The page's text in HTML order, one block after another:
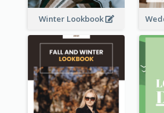
Winter Lookbook